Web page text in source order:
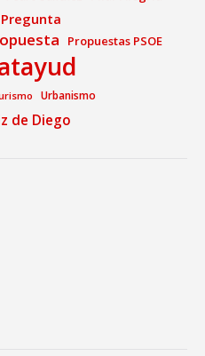
Pregunta
Propuestas PSOE
Urbanismo
de Diego